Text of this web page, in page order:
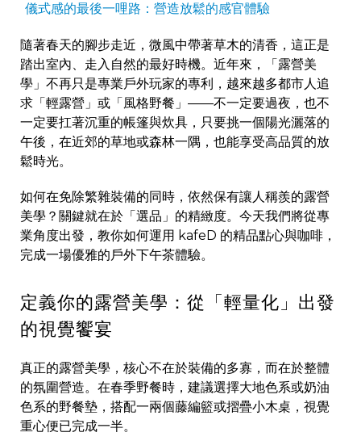
儀式感的最後一哩路：營造放鬆的感官體驗
隨著春天的腳步走近，微風中帶著草木的清香，這正是
踏出室內、走入自然的最好時機。近年來，「露營美
學」不再只是專業戶外玩家的專利，越來越多都市人追
求「輕露營」或「風格野餐」——不一定要過夜，也不
一定要扛著沉重的帳篷與炊具，只要挑一個陽光灑落的
午後，在近郊的草地或森林一隅，也能享受高品質的放
鬆時光。
如何在免除繁雜裝備的同時，依然保有讓人稱羨的露營
美學？關鍵就在於「選品」的精緻度。今天我們將從專
業角度出發，教你如何運用 kafeD 的精品點心與咖啡，
完成一場優雅的戶外下午茶體驗。
定義你的露營美學：從「輕量化」出發
的視覺饗宴
真正的露營美學，核心不在於裝備的多寡，而在於整體
的氛圍營造。在春季野餐時，建議選擇大地色系或奶油
色系的野餐墊，搭配一兩個藤編籃或摺疊小木桌，視覺
重心便已完成一半。